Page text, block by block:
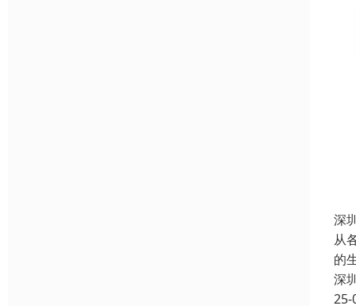
深
从
的
深
25-